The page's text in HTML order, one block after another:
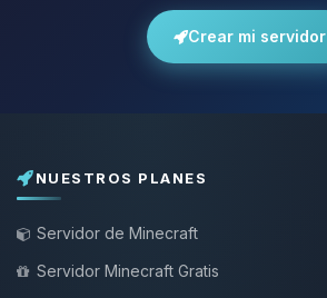
Crear mi servidor
NUESTROS PLANES
Servidor de Minecraft
Servidor Minecraft Gratis